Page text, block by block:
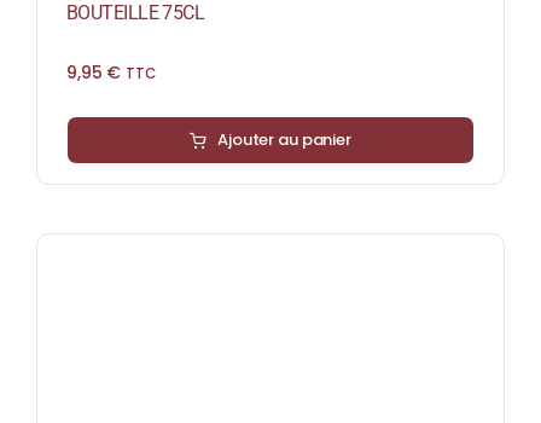
BOUTEILLE 75CL
9,95 € TTC
Ajouter au panier